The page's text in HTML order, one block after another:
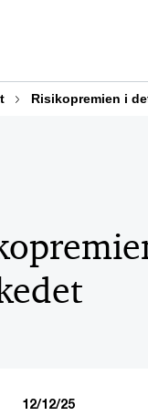
Risikopremien i
12/12/25